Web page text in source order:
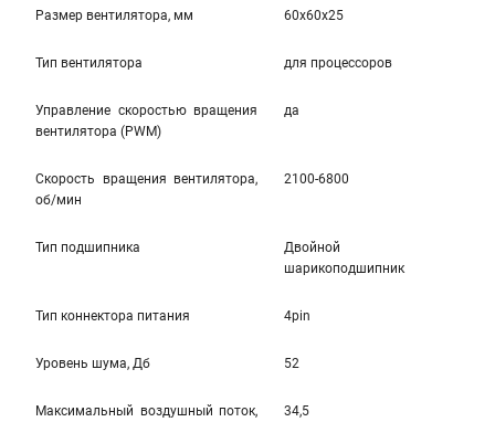
Размер вентилятора, мм 60x60x25
Тип вентилятора для процессоров
Управление скоростью вращения
вентилятора (PWM)
да
Скорость вращения вентилятора,
об/мин
2100-6800
Тип подшипника
Двойной
шарикоподшипник
Тип коннектора питания 4pin
Уровень шума, Дб 52
Максимальный воздушный поток,
34,5